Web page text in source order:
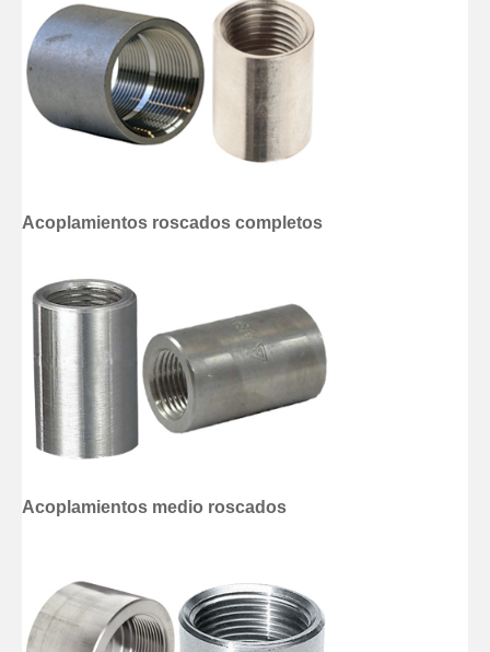
Acoplamientos roscados completos
Acoplamientos medio roscados